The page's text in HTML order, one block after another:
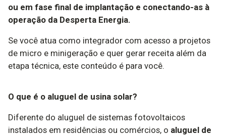
ou em fase final de implantação e conectando-as à
operação da Desperta Energia.
Se você atua como integrador com acesso a projetos
de micro e minigeração e quer gerar receita além da
etapa técnica, este conteúdo é para você.
O que é o aluguel de usina solar?
Diferente do aluguel de sistemas fotovoltaicos
instalados em residências ou comércios, o aluguel de